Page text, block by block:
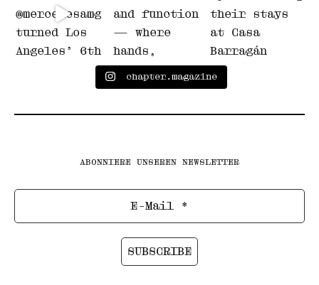
chapter.magazine
ABONNIERE UNSEREN NEWSLETTER